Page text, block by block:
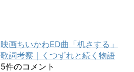
映画ちいかわED曲「机さする」
歌詞考察｜くつずれと続く物語
5件のコメント